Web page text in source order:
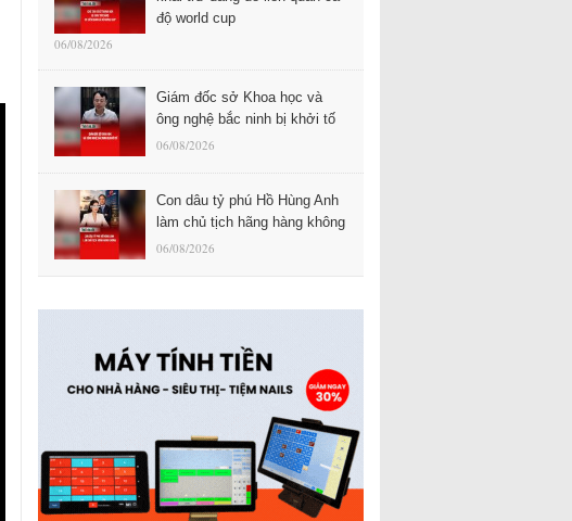
độ world cup
06/08/2026
Giám đốc sở Khoa học và
ông nghệ bắc ninh bị khởi tố
06/08/2026
Con dâu tỷ phú Hồ Hùng Anh
làm chủ tịch hãng hàng không
06/08/2026